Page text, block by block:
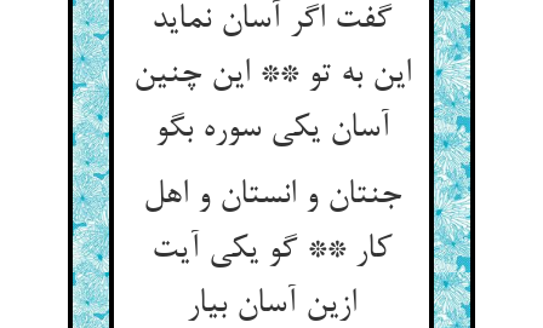
گفت اگر آسان نماید
این به تو ** این چنین
آسان یکی سوره بگو
جنتان و انستان و اهل
کار ** گو یکی آیت
ازین آسان بیار